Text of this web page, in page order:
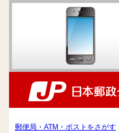
郵便局・ATM・ポストをさがす